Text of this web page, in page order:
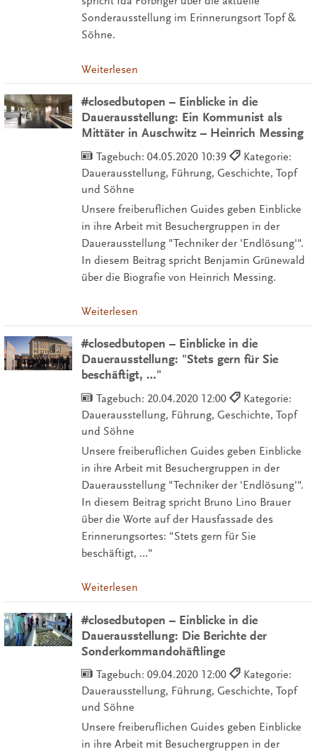
Sonderausstellung im Erinnerungsort Topf &
Söhne.
Weiterlesen
#closedbutopen – Einblicke in die
Dauerausstellung: Ein Kommunist als
Mittäter in Auschwitz – Heinrich Messing
Tagebuch: 04.05.2020 10:39
Kategorie:
Dauerausstellung, Führung, Geschichte, Topf
und Söhne
Unsere freiberuflichen Guides geben Einblicke
in ihre Arbeit mit Besuchergruppen in der
Dauerausstellung "Techniker der 'Endlösung'".
In diesem Beitrag spricht Benjamin Grünewald
über die Biografie von Heinrich Messing.
Weiterlesen
#closedbutopen – Einblicke in die
Dauerausstellung: "Stets gern für Sie
beschäftigt, …"
Tagebuch: 20.04.2020 12:00
Kategorie:
Dauerausstellung, Führung, Geschichte, Topf
und Söhne
Unsere freiberuflichen Guides geben Einblicke
in ihre Arbeit mit Besuchergruppen in der
Dauerausstellung "Techniker der 'Endlösung'".
In diesem Beitrag spricht Bruno Lino Brauer
über die Worte auf der Hausfassade des
Erinnerungsortes: "Stets gern für Sie
beschäftigt, …"
Weiterlesen
#closedbutopen – Einblicke in die
Dauerausstellung: Die Berichte der
Sonderkommandohäftlinge
Tagebuch: 09.04.2020 12:00
Kategorie:
Dauerausstellung, Führung, Geschichte, Topf
und Söhne
Unsere freiberuflichen Guides geben Einblicke
in ihre Arbeit mit Besuchergruppen in der